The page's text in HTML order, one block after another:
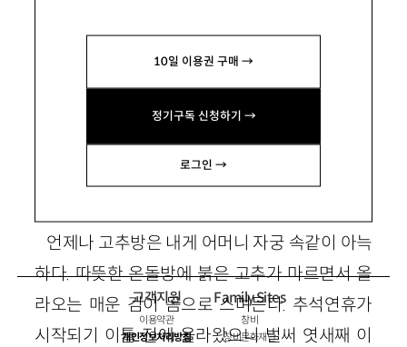
10일 이용권 구매 →
정기구독 신청하기 →
로그인 →
고추방에 누워
언제나 고추방은 내게 어머니 자궁 속같이 아늑
하다. 따뜻한 온돌방에 붉은 고추가 마르면서 올
라오는 매운 김이 몸으로 스며든다. 추석연휴가
시작되기 이틀 전에 올라왔으니 벌써 엿새째 이
고객지원
이용약관
개인정보처리방침
Family Sites
창비
창비문화재단